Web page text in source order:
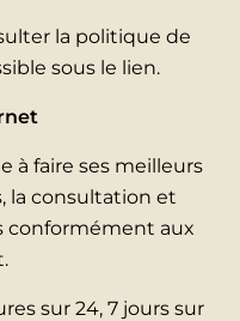
la politique de
sous le lien.
à faire ses meilleurs
la consultation et
conformément aux
sur 24, 7 jours sur